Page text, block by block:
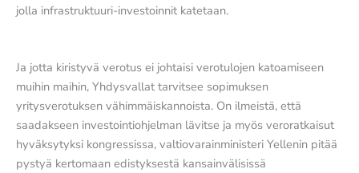
jolla infrastruktuuri-investoinnit katetaan.
Ja jotta kiristyvä verotus ei johtaisi verotulojen katoamiseen
muihin maihin, Yhdysvallat tarvitsee sopimuksen
yritysverotuksen vähimmäiskannoista. On ilmeistä, että
saadakseen investointiohjelman lävitse ja myös veroratkaisut
hyväksytyksi kongressissa, valtiovarainministeri Yellenin pitää
pystyä kertomaan edistyksestä kansainvälisissä